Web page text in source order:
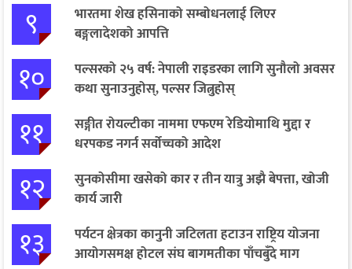
९
भारतमा शेख हसिनाको सम्बोधनलाई लिएर
बङ्गलादेशको आपत्ति
१०
पल्सरको २५ वर्ष: नेपाली राइडरका लागि सुनौलो अवसर
कथा सुनाउनुहोस्, पल्सर जित्नुहोस्
११
सङ्गीत रोयल्टीका नाममा एफएम रेडियोमाथि मुद्दा र
धरपकड नगर्न सर्वोच्चको आदेश
१२
सुनकोसीमा खसेको कार र तीन यात्रु अझै बेपत्ता, खोजी
कार्य जारी
१३
पर्यटन क्षेत्रका कानुनी जटिलता हटाउन राष्ट्रिय योजना
आयोगसमक्ष होटल संघ बागमतीका पाँचबुँदे माग